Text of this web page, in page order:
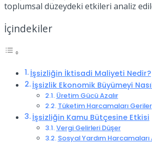
toplumsal düzeydeki etkileri analiz
İçindekiler
İşsizliğin İktisadi Maliyeti Nedir?
İşsizlik Ekonomik Büyümeyi
Üretim Gücü Azalır
Tüketim Harcamaları Geriler
İşsizliğin Kamu Bütçesine Etkisi
Vergi Gelirleri Düşer
Sosyal Yardım